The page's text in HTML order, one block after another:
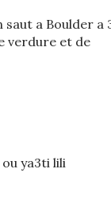
a Boulder a
verdure et de
ya3ti lili